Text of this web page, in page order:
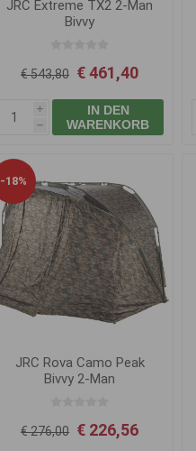
JRC Extreme TX2 2-Man
Bivvy
€ 543,80 € 461,40
i
h
IN DEN
WARENKORB
-18%
JRC Rova Camo Peak
Bivvy 2-Man
€ 276,00 € 226,56